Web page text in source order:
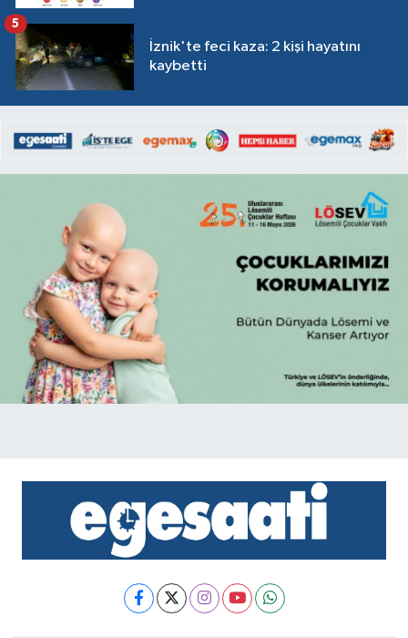
İznik'te feci kaza: 2 kişi hayatını
kaybetti
5